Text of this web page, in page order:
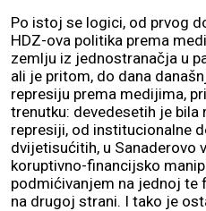
Po istoj se logici, od prvog
HDZ-ova politika prema
zemlju iz jednostranačja u
ali je pritom, do dana
represiju prema medijima,
trenutku: devedesetih je
represiji, od institucionalne
dvijetisućitih, u Sanaderovo
koruptivno-financijsko
podmićivanjem na jednoj te
na drugoj strani. I tako je